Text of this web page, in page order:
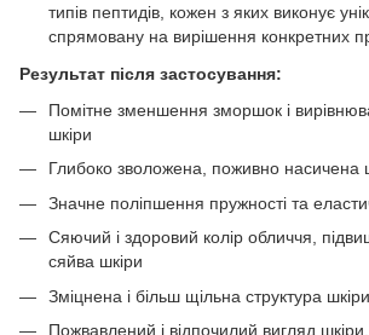
типів пептидів, кожен з яких виконує
спрямовану на вирішення конкретних
Результат після застосування:
Помітне зменшення зморшок і
шкіри
Глибоко зволожена, поживно насичена
Значне поліпшення пружності та
Сяючий і здоровий колір обличчя,
сяйва шкіри
Зміцнена і більш щільна структура шкіри
Пожвавлений і відпочилий вигляд шкіри,